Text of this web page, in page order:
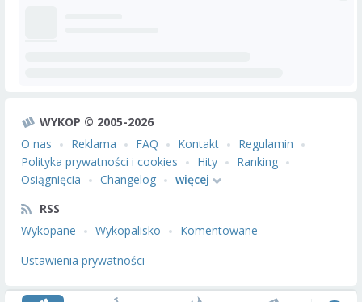
WYKOP © 2005-2026
O nas
Reklama FAQ Kontakt
Regulamin
Polityka prywatności i cookies
Hity
Ranking
Osiągnięcia
Changelog
więcej
RSS
Wykopane
Wykopalisko
Komentowane
Ustawienia prywatności